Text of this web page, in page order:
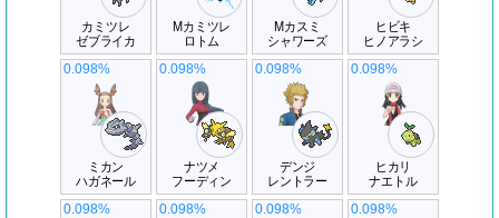
カミツレ
ゼブライカ
Mカミツレ
ロトム
Mカスミ
シャワーズ
ヒビキ
ヒノアラシ
ミカン
ハガネール
0.098%
ナツメ
フーディン
0.098%
デンジ
レントラー
0.098%
ヒカリ
ナエトル
0.098%
0.098% 0.098% 0.098% 0.098%